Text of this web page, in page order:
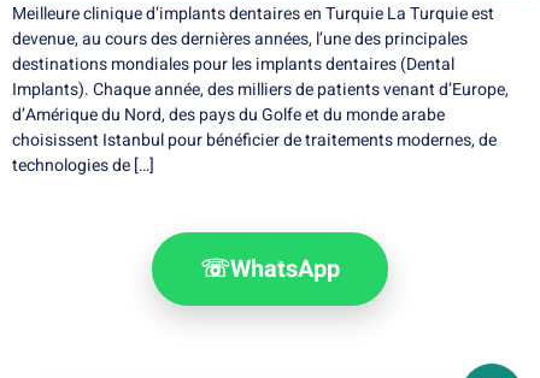
Meilleure clinique d’implants dentaires en Turquie La Turquie est
devenue, au cours des dernières années, l’une des principales
destinations mondiales pour les implants dentaires (Dental
Implants). Chaque année, des milliers de patients venant d’Europe,
d’Amérique du Nord, des pays du Golfe et du monde arabe
choisissent Istanbul pour bénéficier de traitements modernes, de
technologies de […]
☏WhatsApp